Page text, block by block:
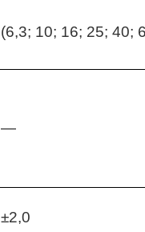
(6,3; 10; 16; 25; 40;
—
±2,0